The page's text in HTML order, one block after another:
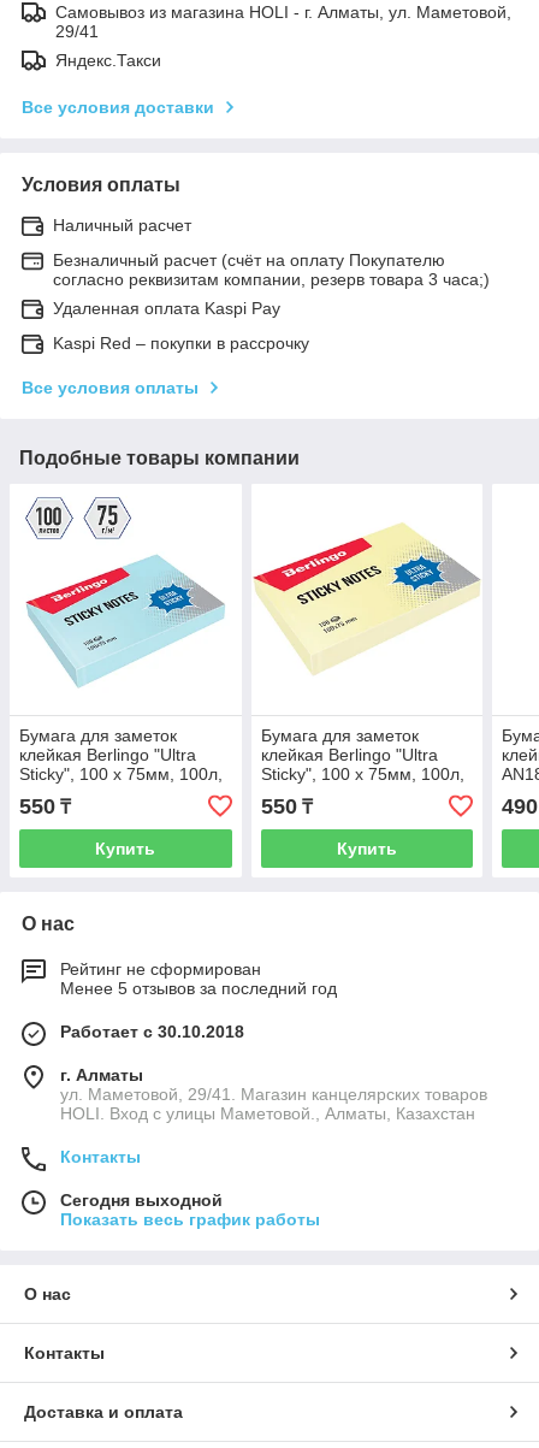
Самовывоз из магазина HOLI - г. Алматы, ул. Маметовой,
29/41
Яндекс.Такси
Все условия доставки
Условия оплаты
Наличный расчет
Безналичный расчет (счёт на оплату Покупателю
согласно реквизитам компании, резерв товара 3 часа;)
Удаленная оплата Kaspi Pay
Kaspi Red – покупки в рассрочку
Все условия оплаты
Подобные товары компании
Бумага для заметок
клейкая Berlingo "Ultra
Sticky", 100 х 75мм, 100л,
пастель, голубой
550 ₸
Купить
Бумага для заметок
клейкая Berlingo "Ultra
Sticky", 100 х 75мм, 100л,
пастель, желтый
550₸
Купить
490
О нас
Рейтинг не сформирован
Менее 5 отзывов за последний год
Работает с 30.10.2018
г. Алматы
ул. Маметовой, 29/41. Магазин канцелярских товаров
HOLI. Вход с улицы Маметовой., Алматы, Казахстан
Контакты
Сегодня выходной
Показать весь график работы
О нас
Контакты
Доставка и оплата